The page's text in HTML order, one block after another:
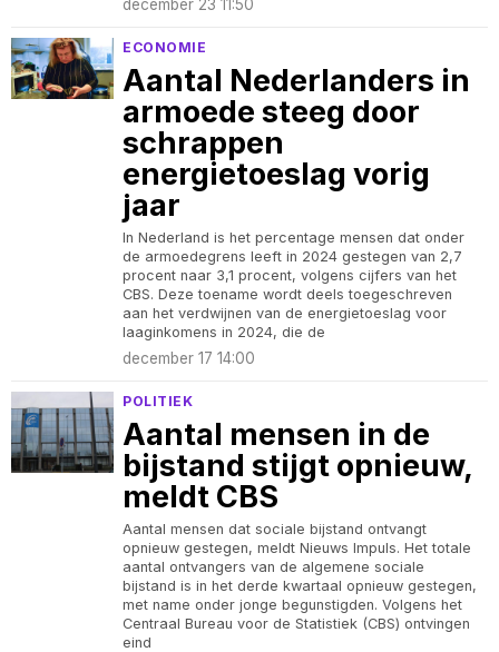
december 23 11:50
ECONOMIE
Aantal Nederlanders in
armoede steeg door
schrappen
energietoeslag vorig
jaar
In Nederland is het percentage mensen dat onder
de armoedegrens leeft in 2024 gestegen van 2,7
procent naar 3,1 procent, volgens cijfers van het
CBS. Deze toename wordt deels toegeschreven
aan het verdwijnen van de energietoeslag voor
laaginkomens in 2024, die de
december 17 14:00
POLITIEK
Aantal mensen in de
bijstand stijgt opnieuw,
meldt CBS
Aantal mensen dat sociale bijstand ontvangt
opnieuw gestegen, meldt Nieuws Impuls. Het totale
aantal ontvangers van de algemene sociale
bijstand is in het derde kwartaal opnieuw gestegen,
met name onder jonge begunstigden. Volgens het
Centraal Bureau voor de Statistiek (CBS) ontvingen
eind